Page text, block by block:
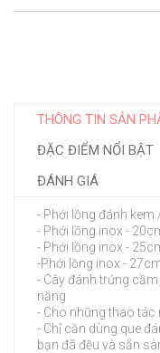
THÔNG TIN SẢN
ĐẶC ĐIỂM NỔI BẬT
ĐÁNH GIÁ
- Phới lồng đánh
- Phới lồng inox -
- Phới lồng inox -
-Phới lồng inox -
- Cây đánh trứng
năng
- Cho những thao tác
- Chỉ cần dùng que
bạn đã đều và sẵn